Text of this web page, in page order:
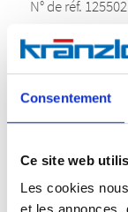
Consentement
Ce site web
Les cookies
N° de réf. 125502
Avec les
d'évacuation
nettoyés
frontal.